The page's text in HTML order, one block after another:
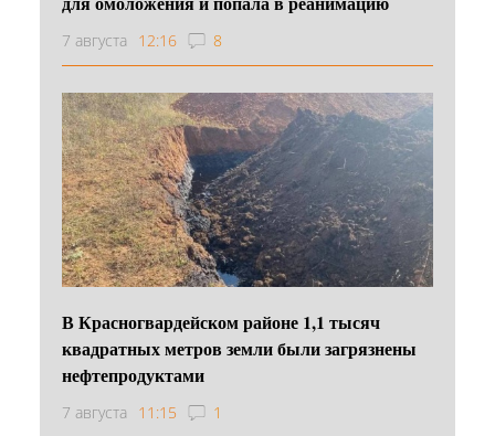
7 августа 12:16 8
В Красногвардейском районе 1,1 тысяч
квадратных метров земли были загрязнены
нефтепродуктами
7 августа 11:15 1